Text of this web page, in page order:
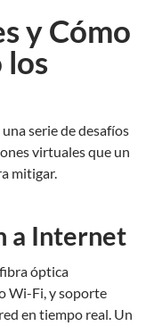
y Cómo
los
serie de desafíos
virtuales que un
mitigar.
a Internet
óptica
Wi-Fi, y soporte
en tiempo real. Un